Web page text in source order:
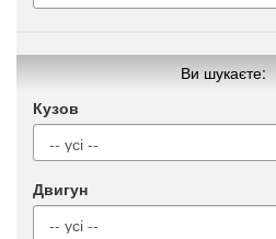
Ви шукаєте:
Кузов
Двигун